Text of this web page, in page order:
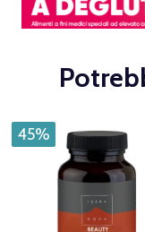
45%